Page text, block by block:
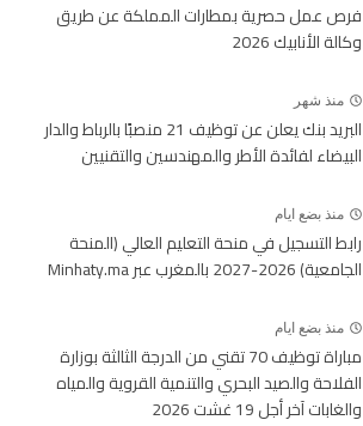
فرص عمل حصرية بمطارات المملكة عن طريق
وكالة الأنابيك 2026
منذ شهر
البريد بنك يعلن عن توظيف 21 منصبًا بالرباط والدار
البيضاء لفائدة الأطر والمهندسين والتقنيين
منذ بضع ايام
رابط التسجيل في منحة التعليم العالي (المنحة
الجامعية) 2026-2027 بالمغرب عبر Minhaty.ma
منذ بضع ايام
مباراة توظيف 70 تقني من الدرجة الثالثة بوزارة
الفلاحة والصيد البحري والتنمية القروية والمياه
والغابات آخر أجل 19 غشت 2026